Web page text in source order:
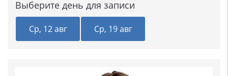
Выберите день для записи
Ср, 12 авг Ср, 19 авг